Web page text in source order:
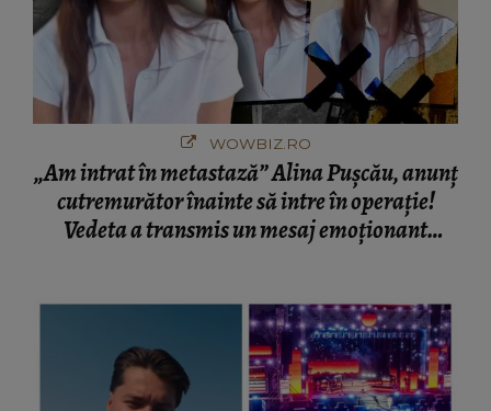
WOWBIZ.RO
„Am intrat în metastază” Alina Pușcău, anunț
cutremurător înainte să intre în operație!
Vedeta a transmis un mesaj emoționant